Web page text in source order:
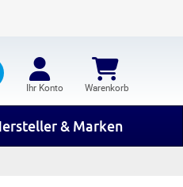
Warenkorb
Ihr Konto
Suchen
& Marken